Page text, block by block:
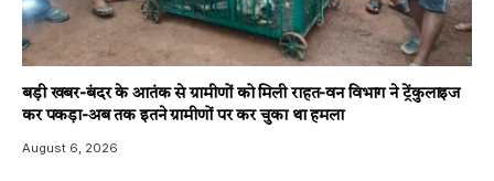
बड़ी खबर-बंदर के आतंक से ग्रामीणों को मिली राहत-वन विभाग ने ट्रेंकुलाइज
कर पकड़ा-अब तक इतने ग्रामीणों पर कर चुका था हमला
August 6, 2026